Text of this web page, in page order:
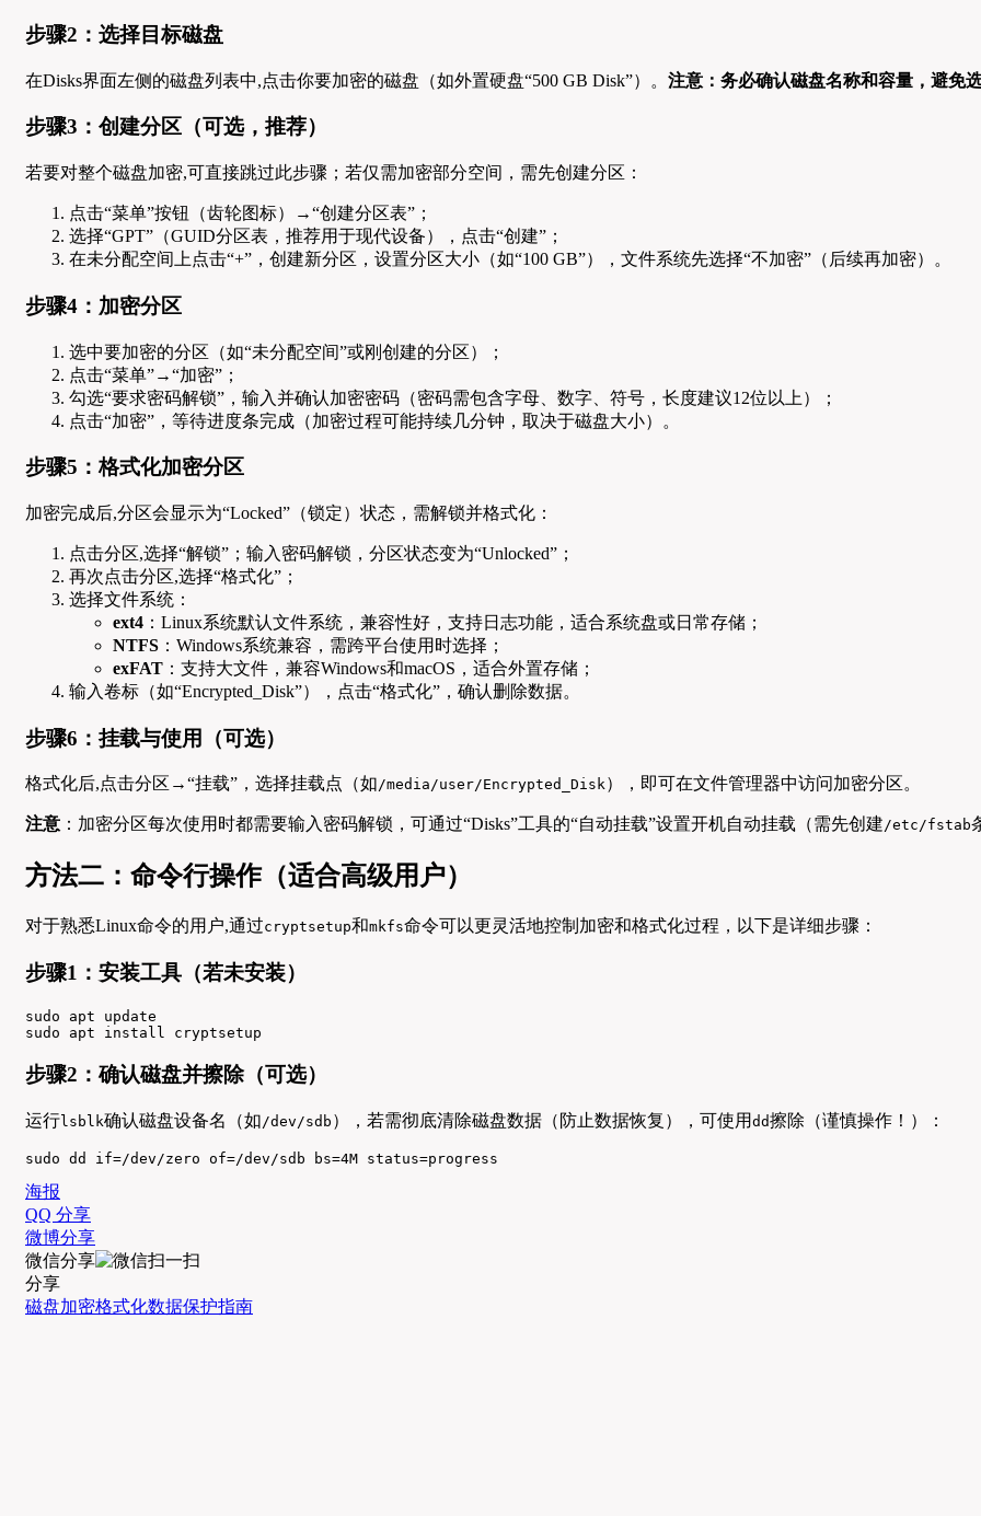
步骤2：选择目标磁盘
在Disks界面左侧的磁盘列表中,点击你要加密的磁盘（如外置硬盘“500 GB Disk”）。 注意：务必确认磁盘名称和容量，避免
步骤3：创建分区（可选，推荐）
若要对整个磁盘加密,可直接跳过此步骤；若仅需加密部分空间，需先创建分区：
点击“菜单”按钮（齿轮图标）→“创建分区表”；
选择“GPT”（GUID分区表，推荐用于现代设备），点击“创建”；
在未分配空间上点击“+”，创建新分区，设置分区大小（如“100 GB”），文件系统先选择“不加密”（后续再加密）。
步骤4：加密分区
选中要加密的分区（如“未分配空间”或刚创建的分区）；
点击“菜单”→“加密”；
勾选“要求密码解锁”，输入并确认加密密码（密码需包含字母、数字、符号，长度建议12位以上）；
点击“加密”，等待进度条完成（加密过程可能持续几分钟，取决于磁盘大小）。
步骤5：格式化加密分区
加密完成后,分区会显示为“Locked”（锁定）状态，需解锁并格式化：
点击分区,选择“解锁”；输入密码解锁，分区状态变为“Unlocked”；
再次点击分区,选择“格式化”；
选择文件系统：
ext4 ：Linux系统默认文件系统，兼容性好，支持日志功能，适合系统盘或日常存储；
NTFS ：Windows系统兼容，需跨平台使用时选择；
exFAT ：支持大文件，兼容Windows和macOS，适合外置存储；
输入卷标（如“Encrypted_Disk”），点击“格式化”，确认删除数据。
步骤6：挂载与使用（可选）
格式化后,点击分区→“挂载”，选择挂载点（如/media/user/Encrypted_Disk），即可在文件管理器中访问加密分区。
注意 ：加密分区每次使用时都需要输入密码解锁，可通过“Disks”工具的“自动挂载”设置开机自动挂载（需先创建/etc/fstab
方法二：命令行操作（适合高级用户）
对于熟悉Linux命令的用户,通过cryptsetup和mkfs命令可以更灵活地控制加密和格式化过程，以下是详细步骤：
步骤1：安装工具（若未安装）
sudo apt update
sudo apt install cryptsetup
步骤2：确认磁盘并擦除（可选）
运行lsblk确认磁盘设备名（如/dev/sdb ），若需彻底清除磁盘数据（防止数据恢复），可使用 dd擦除（谨慎操作！）：
sudo dd if=/dev/zero of=/dev/sdb bs=4M status=progress
海报
QQ 分享
微博分享
微信分享
分享
磁盘加密格式化数据保护指南